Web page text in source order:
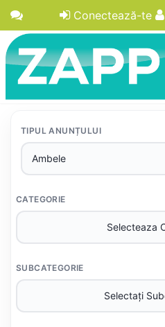
Conectează-te
TIPUL ANUNȚULUI
CATEGORIE
SUBCATEGORIE